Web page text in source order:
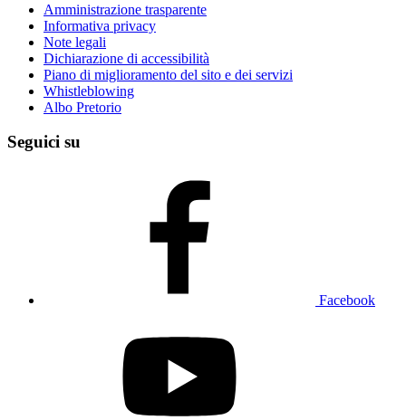
Amministrazione trasparente
Informativa privacy
Note legali
Dichiarazione di accessibilità
Piano di miglioramento del sito e dei servizi
Whistleblowing
Albo Pretorio
Seguici su
Facebook